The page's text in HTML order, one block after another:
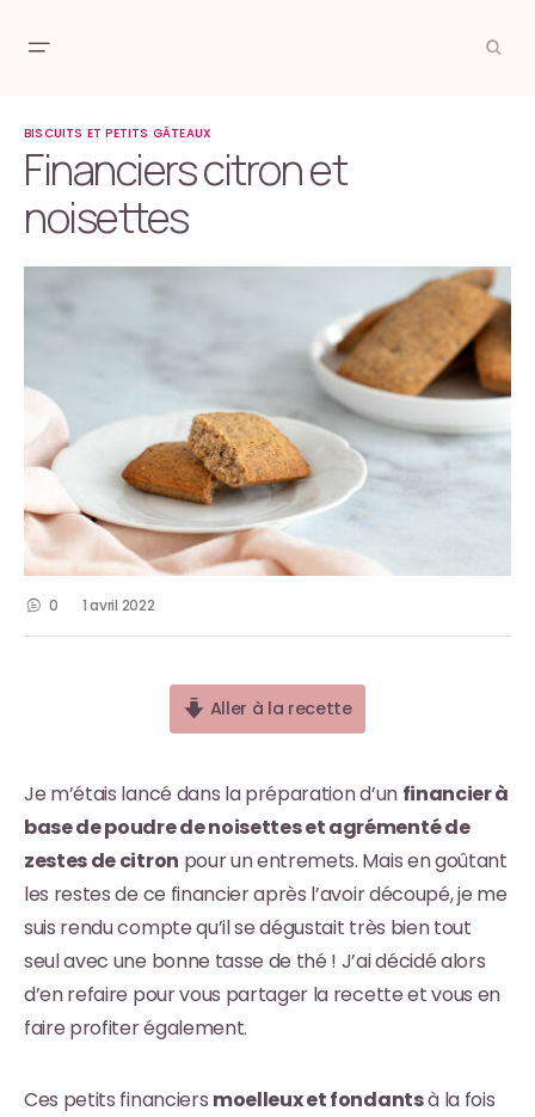
BISCUITS ET PETITS GÂTEAUX
Financiers citron et
noisettes
0 1 avril 2022
Aller à la recette
Je m’étais lancé dans la préparation d’un financier à
base de poudre de noisettes et agrémenté de
zestes de citron pour un entremets. Mais en goûtant
les restes de ce financier après l’avoir découpé, je me
suis rendu compte qu’il se dégustait très bien tout
seul avec une bonne tasse de thé ! J’ai décidé alors
d’en refaire pour vous partager la recette et vous en
faire profiter également.
Ces petits financiers moelleux et fondantsà la fois